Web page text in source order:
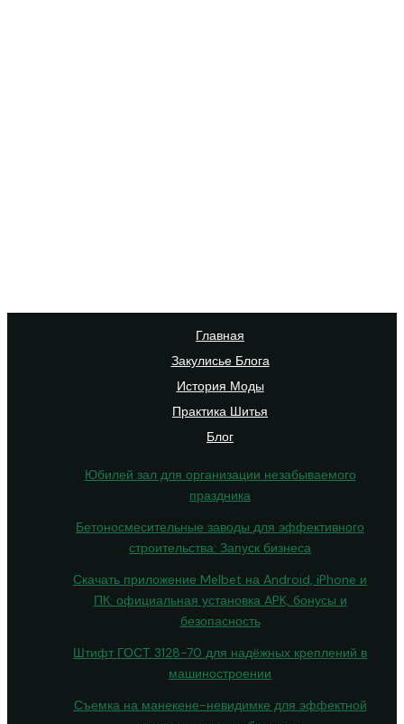
Главная
Закулисье Блога
История Моды
Практика Шитья
Блог
Юбилей зал для организации незабываемого
праздника
Бетоносмесительные заводы для эффективного
строительства: Запуск бизнеса
Скачать приложение Melbet на Android, iPhone и
ПК: официальная установка APK, бонусы и
безопасность
Штифт ГОСТ 3128-70 для надёжных креплений в
машиностроении
Съемка на манекене-невидимке для эффектной